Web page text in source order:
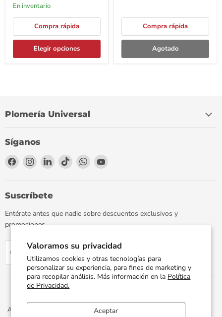
Valoramos su privacidad
Utilizamos cookies y otras tecnologías para
personalizar su experiencia, para fines de marketing y
para recopilar análisis. Más información en la Política
de Privacidad.
Aceptar
En inventario
Compra rápida
Elegir opciones
Compra rápida
Agotado
Plomería Universal
Síganos
Encuéntrenos
Facebook
Encuéntrenos
Instagram
Encuéntrenos
LinkedIn
Encuéntrenos
TikTok
Encuéntrenos
WhatsApp
Encuéntrenos
YouTube
Suscríbete
Entérate antes que nadie sobre descuentos exclusivos y
promociones.
Correo electrónico
Aviso de Privacidad Términos y Condiciones